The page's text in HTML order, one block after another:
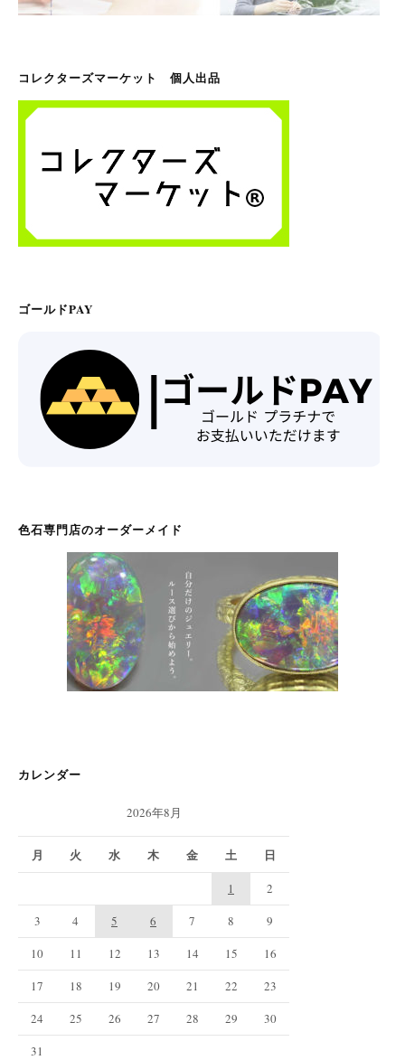
コレクターズマーケット 個人出品
ゴールドPAY
色石専門店のオーダーメイド
カレンダー
2026年8月
月 火 水 木 金 土 日
1
2
3
4 5 6 7 8
9
10
11 12 13 14 15
16
17
18 19 20 21 22
23
24
25 26 27 28 29
30
31